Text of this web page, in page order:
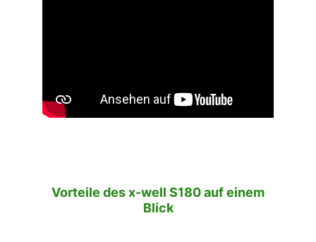
Vorteile des x-well S180 auf einem
Blick